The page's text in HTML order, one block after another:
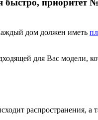
дом должен иметь
для Вас модели,
распространения, а